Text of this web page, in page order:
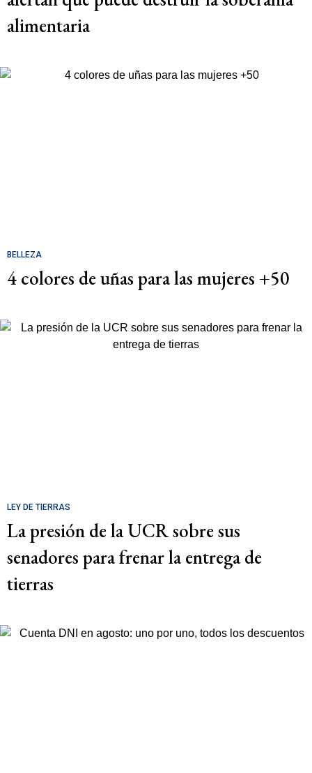
alimentaria
BELLEZA
4 colores de uñas para las mujeres +50
LEY DE TIERRAS
La presión de la UCR sobre sus
senadores para frenar la entrega de
tierras